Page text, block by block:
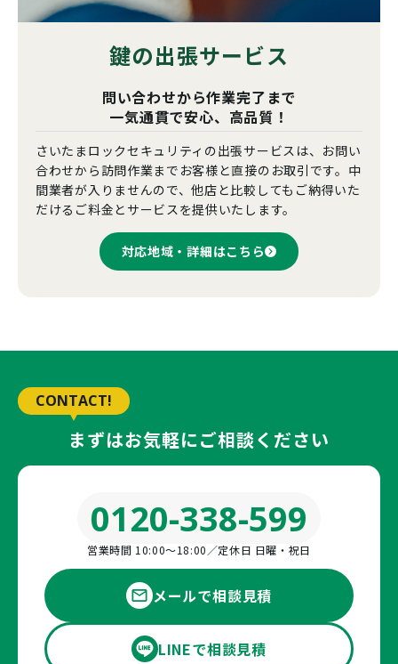
鍵の出張サービス
問い合わせから作業完了まで
一気通貫で安心、高品質！
さいたまロックセキュリティの出張サービスは、お問い
合わせから訪問作業までお客様と直接のお取引です。中
間業者が入りませんので、他店と比較してもご納得いた
だけるご料金とサービスを提供いたします。
対応地域・詳細はこちら
CONTACT!
まずはお気軽にご相談ください
0120-338-599
営業時間 10:00〜18:00／定休日 日曜・祝日
メールで相談見積
LINEで相談見積